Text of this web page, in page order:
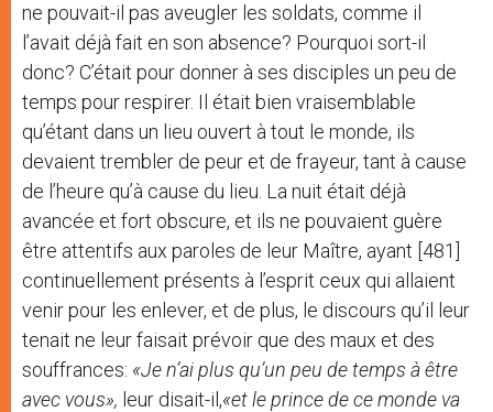
ne pouvait-il pas aveugler les soldats, comme il
l’avait déjà fait en son absence? Pourquoi sort-il
donc? C’était pour donner à ses disciples un peu de
temps pour respirer. Il était bien vraisemblable
qu’étant dans un lieu ouvert à tout le monde, ils
devaient trembler de peur et de frayeur, tant à cause
de l’heure qu’à cause du lieu. La nuit était déjà
avancée et fort obscure, et ils ne pouvaient guère
être attentifs aux paroles de leur Maître, ayant [481]
continuellement présents à l’esprit ceux qui allaient
venir pour les enlever, et de plus, le discours qu’il leur
tenait ne leur faisait prévoir que des maux et des
souffrances: «Je n’ai plus qu’un peu de temps à être
avec vous», leur disait-il,«et le prince de ce monde va